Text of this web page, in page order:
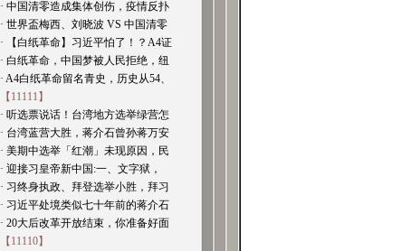
· 中国清零造成集体创伤，疫情反扑
· 世界盃梅西、刘晓波 VS 中国清零
· 【白纸革命】习近平怕了！？A4证
· 白纸革命，中国梦被人民拒绝，纽
· A4白纸革命留名青史，历史从54、
【11111】
· 听选票说话！台湾地方选举绿营怎
· 台湾蓝营大胜，蒋介石曾孙蒋万安
· 美期中选举「红潮」未现原因，民
· 迎接习皇帝新中国:一、文字狱，
· 习终身执政、拜登选举小胜，拜习
· 习近平处境类似七十年前的蒋介石
· 20大后改革开放结束，你准备好面
【11110】